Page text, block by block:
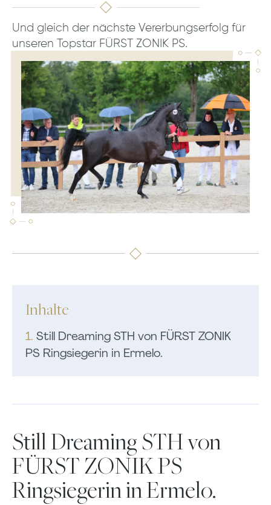
Und gleich der nächste Vererbungserfolg für
unseren Topstar FÜRST ZONIK PS.
Inhalte
1. Still Dreaming STH von FÜRST ZONIK
PS Ringsiegerin in Ermelo.
Still Dreaming STH von
FÜRST ZONIK PS
Ringsiegerin in Ermelo.